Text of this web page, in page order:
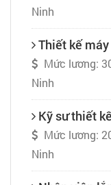
Ninh
Thiết kế
Mức lương:
Ninh
Kỹ sư thiết
Mức lương:
Ninh